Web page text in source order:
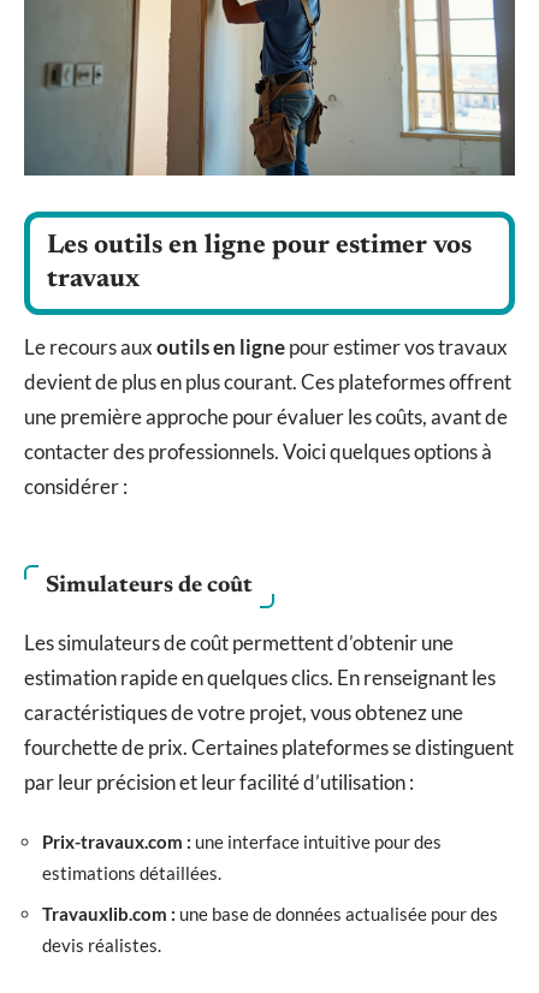
Les outils en ligne pour estimer vos
travaux
Le recours auxoutils en lignepour estimer vos travaux
devient de plus en plus courant. Ces plateformes offrent
une première approche pour évaluer les coûts, avant de
contacter des professionnels. Voici quelques options à
considérer :
Simulateurs de coût
Les simulateurs de coût permettent d’obtenir une
estimation rapide en quelques clics. En renseignant les
caractéristiques de votre projet, vous obtenez une
fourchette de prix. Certaines plateformes se distinguent
par leur précision et leur facilité d’utilisation :
Prix-travaux.com : une interface intuitive pour des
estimations détaillées.
Travauxlib.com : une base de données actualisée pour des
devis réalistes.